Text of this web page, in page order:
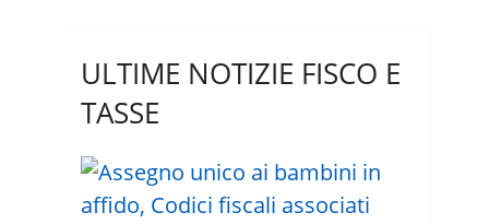
ULTIME NOTIZIE FISCO E
TASSE